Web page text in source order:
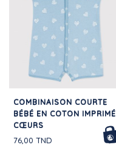
COMBINAISON COURTE
BÉBÉ EN COTON IMPRIMÉ
CŒURS
76,00 TND